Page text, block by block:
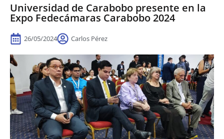
Universidad de Carabobo presente en la
Expo Fedecámaras Carabobo 2024
26/05/2024 Carlos Pérez